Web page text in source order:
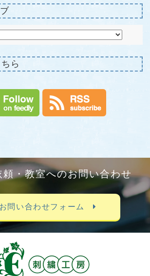
ら
頼・教室へのお問い合わせ
お問い合わせフォーム